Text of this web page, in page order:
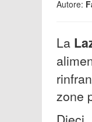
Autore:
La
zone